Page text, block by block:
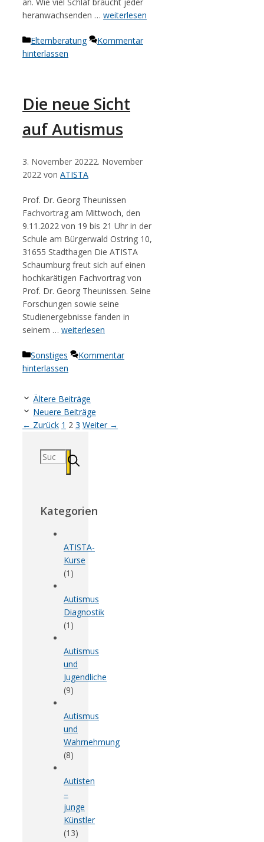
heranwachsenden … weiterlesen
Kategorien
Elternberatung
Kommentar
hinterlassen
Die neue Sicht
auf Autismus
3. November 20222. November
2022 von ATISTA
Prof. Dr. Georg Theunissen
Fachvortrag am Mittwoch, den
9.11.2022 von 19 bis 21 Uhr in der
Schule am Bürgerwald Ostring 10,
31655 Stadthagen Die ATISTA
Schaumburg freut sich auf einen
hochkarätigen Fachvortrag von
Prof. Dr. Georg Theunissen. Seine
Forschungen sowie seine
Studienergebnisse fanden in
seinem … weiterlesen
Kategorien
Sonstiges
Kommentar
hinterlassen
Ältere Beiträge
Neuere Beiträge
← Zurück Seite
1 Seite
2 Seite
3 Weiter →
Suchen
nach:
Kategorien
ATISTA-
Kurse
(1)
Autismus
Diagnostik
(1)
Autismus
und
Jugendliche
(9)
Autismus
und
Wahrnehmung
(8)
Autisten
–
junge
Künstler
(13)